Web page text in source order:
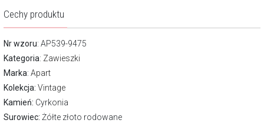
Cechy produktu
Nr wzoru: AP539-9475
Kategoria: Zawieszki
Marka: Apart
Kolekcja: Vintage
Kamień: Cyrkonia
Surowiec: Żółte złoto rodowane